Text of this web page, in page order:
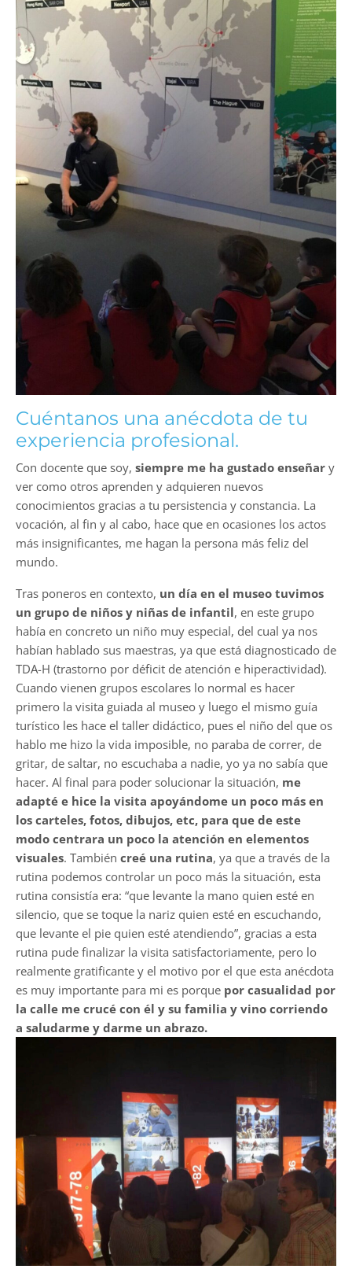
Cuéntanos una anécdota de tu
experiencia profesional.
Con docente que soy, siempre me ha gustado enseñar y
ver como otros aprenden y adquieren nuevos
conocimientos gracias a tu persistencia y constancia. La
vocación, al fin y al cabo, hace que en ocasiones los actos
más insignificantes, me hagan la persona más feliz del
mundo.
Tras poneros en contexto, un día en el museo tuvimos
un grupo de niños y niñas de infantil, en este grupo
había en concreto un niño muy especial, del cual ya nos
habían hablado sus maestras, ya que está diagnosticado de
TDA-H (trastorno por déficit de atención e hiperactividad).
Cuando vienen grupos escolares lo normal es hacer
primero la visita guiada al museo y luego el mismo guía
turístico les hace el taller didáctico, pues el niño del que os
hablo me hizo la vida imposible, no paraba de correr, de
gritar, de saltar, no escuchaba a nadie, yo ya no sabía que
hacer. Al final para poder solucionar la situación, me
adapté e hice la visita apoyándome un poco más en
los carteles, fotos, dibujos, etc, para que de este
modo centrara un poco la atención en elementos
visuales. También creé una rutina, ya que a través de la
rutina podemos controlar un poco más la situación, esta
rutina consistía era: “que levante la mano quien esté en
silencio, que se toque la nariz quien esté en escuchando,
que levante el pie quien esté atendiendo”, gracias a esta
rutina pude finalizar la visita satisfactoriamente, pero lo
realmente gratificante y el motivo por el que esta anécdota
es muy importante para mi es porque por casualidad por
la calle me crucé con él y su familia y vino corriendo
a saludarme y darme un abrazo.